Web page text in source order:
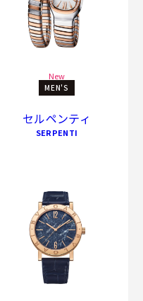
New
MEN'S
セルペンティ
SERPENTI